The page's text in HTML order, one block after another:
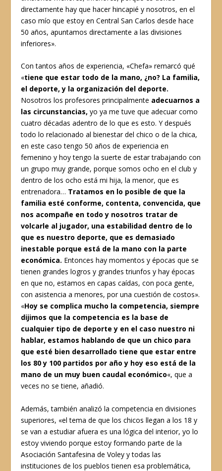
directamente hay que hacer hincapié y nosotros, en el
caso mío que estoy en Central San Carlos desde hace
50 años, apuntamos directamente a las divisiones
inferiores».
Con tantos años de experiencia, «Chefa» remarcó qué
«tiene que estar todo de la mano, ¿no? La familia,
el deporte, y la organización del deporte.
Nosotros los profesores principalmente adecuarnos a
las circunstancias, yo ya me tuve que adecuar como
cuatro décadas adentro de lo que es esto. Y después
todo lo relacionado al bienestar del chico o de la chica,
en este caso tengo 50 años de experiencia en
femenino y hoy tengo la suerte de estar trabajando con
un grupo muy grande, porque somos ocho en el club y
dentro de los ocho está mi hija, la menor, que es
entrenadora… Tratamos en lo posible de que la
familia esté conforme, contenta, convencida, que
nos acompañe en todo y nosotros tratar de
volcarle al jugador, una estabilidad dentro de lo
que es nuestro deporte, que es demasiado
inestable porque está de la mano con la parte
económica. Entonces hay momentos y épocas que se
tienen grandes logros y grandes triunfos y hay épocas
en que no, estamos en capas caídas, con poca gente,
con asistencia a menores, por una cuestión de costos».
«Hoy se complica mucho la competencia, siempre
dijimos que la competencia es la base de
cualquier tipo de deporte y en el caso nuestro ni
hablar, estamos hablando de que un chico para
que esté bien desarrollado tiene que estar entre
los 80 y 100 partidos por año y hoy eso está de la
mano de un muy buen caudal económico«, que a
veces no se tiene, añadió.
Además, también analizó la competencia en divisiones
superiores, «el tema de que los chicos llegan a los 18 y
se van a estudiar afuera es una lógica del interior, yo lo
estoy viviendo porque estoy formando parte de la
Asociación Santafesina de Voley y todas las
instituciones de los pueblos tienen esa problemática,